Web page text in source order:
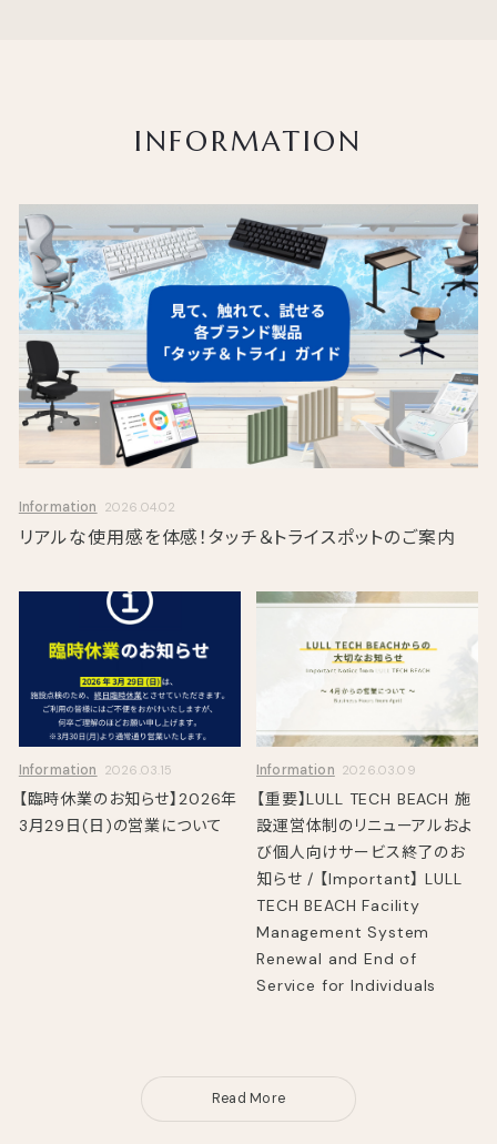
INFORMATION
Information 2026.04.02
リアルな使用感を体感！タッチ＆トライスポットのご案内
Information 2026.03.15
【臨時休業のお知らせ】2026年
3月29日(日)の営業について
Information 2026.03.09
【重要】LULL TECH BEACH 施
設運営体制のリニューアルおよ
び個人向けサービス終了のお
知らせ / 【Important】 LULL
TECH BEACH Facility
Management System
Renewal and End of
Service for Individuals
Read More
Read More